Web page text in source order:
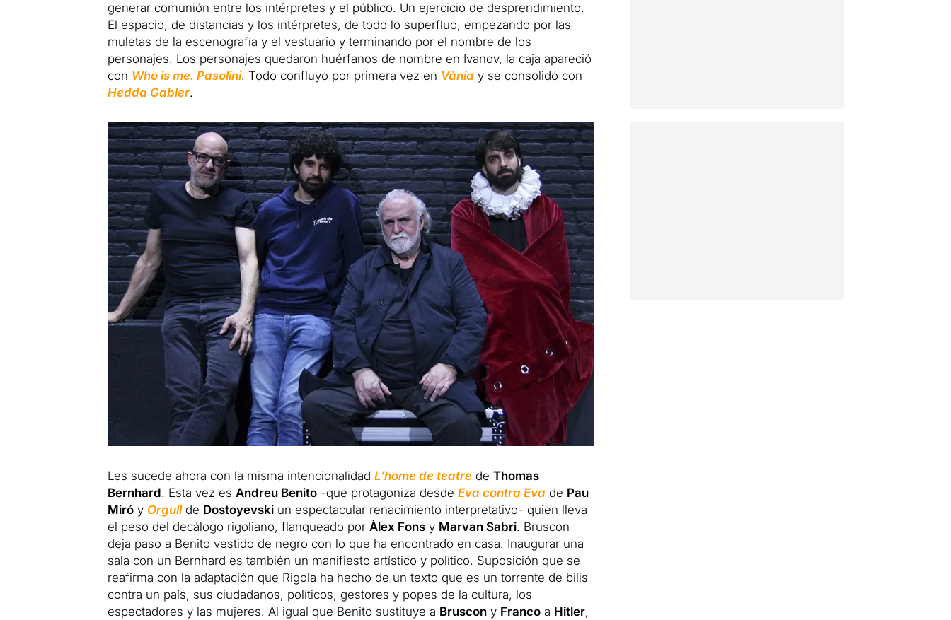
generar comunión entre los intérpretes y el público. Un ejercicio de desprendimiento.
El espacio, de distancias y los intérpretes, de todo lo superfluo, empezando por las
muletas de la escenografía y el vestuario y terminando por el nombre de los
personajes. Los personajes quedaron huérfanos de nombre en Ivanov, la caja apareció
con Who is me. Pasolini. Todo confluyó por primera vez en Vània y se consolidó con
Hedda Gabler.
Les sucede ahora con la misma intencionalidad L’home de teatre de Thomas
Bernhard. Esta vez es Andreu Benito-que protagoniza desde Eva contra Eva de Pau
Miróy Orgullde Dostoyevskiun espectacular renacimiento interpretativo- quien lleva
el peso del decálogo rigoliano, flanqueado por Àlex Fonsy Marvan Sabri. Bruscon
deja paso a Benito vestido de negro con lo que ha encontrado en casa. Inaugurar una
sala con un Bernhard es también un manifiesto artístico y político. Suposición que se
reafirma con la adaptación que Rigola ha hecho de un texto que es un torrente de bilis
contra un país, sus ciudadanos, políticos, gestores y popes de la cultura, los
espectadores y las mujeres. Al igual que Benito sustituye a Bruscony Francoa Hitler,